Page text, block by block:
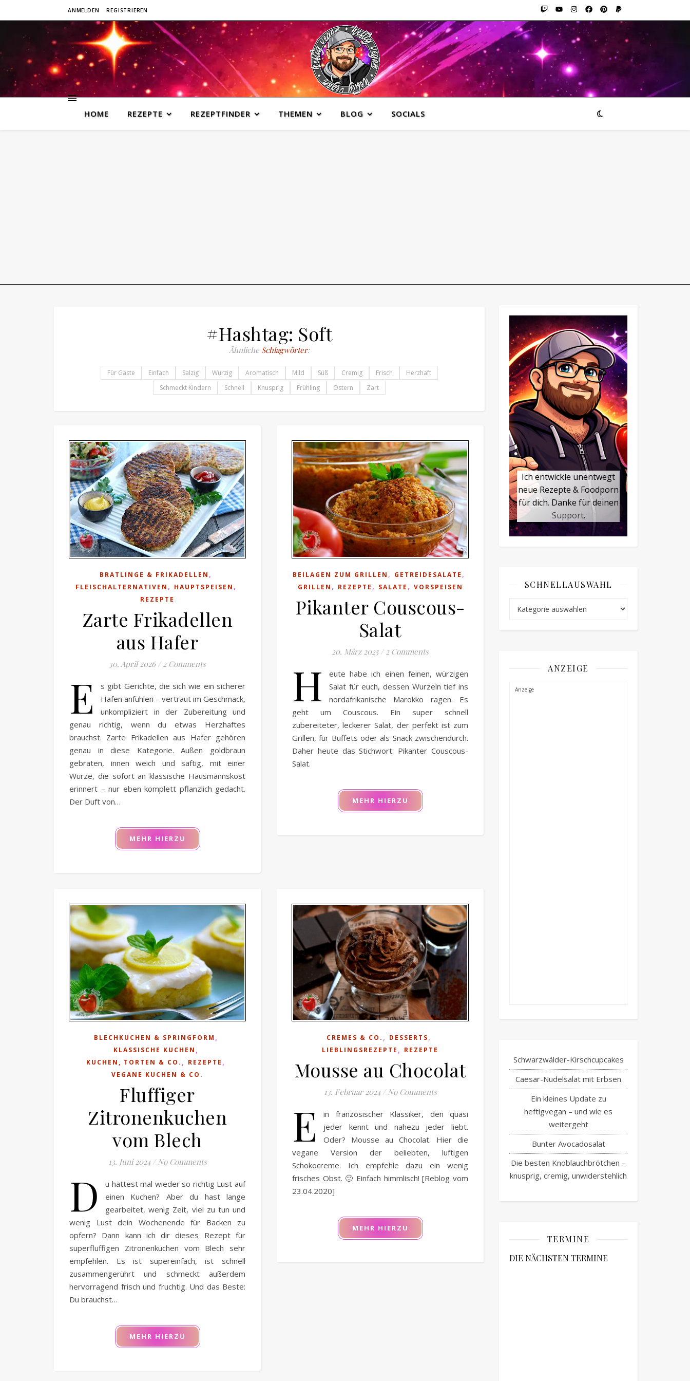
ANMELDEN REGISTRIEREN
HOME REZEPTE REZEPTFINDER THEMEN BLOG SOCIALS
#Hashtag: Soft
Ähnliche Schlagwörter:
Für Gäste Einfach Salzig Würzig Aromatisch Mild Süß Cremig Frisch
Herzhaft
Schmeckt Kindern
Schnell Knusprig Frühling Ostern Zart
BRATLINGE & FRIKADELLEN ,
FLEISCHALTERNATIVEN , HAUPTSPEISEN ,
REZEPTE
Zarte Frikadellen
aus Hafer
30. April 2026 / 2 Comments
E
s gibt Gerichte, die sich wie ein sicherer
Hafen anfühlen – vertraut im Geschmack,
unkompliziert in der Zubereitung und
genau richtig, wenn du etwas Herzhaftes
brauchst. Zarte Frikadellen aus Hafer gehören
genau in diese Kategorie. Außen goldbraun
gebraten, innen weich und saftig, mit einer
Würze, die sofort an klassische Hausmannskost
erinnert – nur eben komplett pflanzlich gedacht.
Der Duft von…
MEHR HIERZU
BEILAGEN ZUM GRILLEN , GETREIDESALATE ,
GRILLEN , REZEPTE , SALATE , VORSPEISEN
Pikanter Couscous-
Salat
20. März 2025 / 2 Comments
H
eute habe ich einen feinen, würzigen
Salat für euch, dessen Wurzeln tief ins
nordafrikanische Marokko ragen. Es
geht um Couscous. Ein super schnell
zubereiteter, leckerer Salat, der perfekt ist zum
Grillen, für Buffets oder als Snack zwischendurch.
Daher heute das Stichwort: Pikanter Couscous-
Salat.
MEHR HIERZU
BLECHKUCHEN & SPRINGFORM ,
KLASSISCHE KUCHEN ,
KUCHEN, TORTEN & CO. , REZEPTE ,
VEGANE KUCHEN & CO.
Fluffiger
Zitronenkuchen
vom Blech
13. Juni 2024 / No Comments
D
u hättest mal wieder so richtig Lust auf
einen Kuchen? Aber du hast lange
gearbeitet, wenig Zeit, viel zu tun und
wenig Lust dein Wochenende für Backen zu
opfern? Dann kann ich dir dieses Rezept für
superfluffigen Zitronenkuchen vom Blech sehr
empfehlen. Es ist supereinfach, ist schnell
zusammengerührt und schmeckt außerdem
hervorragend frisch und fruchtig. Und das Beste:
Du brauchst…
MEHR HIERZU
CREMES & CO. , DESSERTS,
LIEBLINGSREZEPTE , REZEPTE
Mousse au Chocolat
13. Februar 2024 / No Comments
E
in französischer Klassiker, den quasi
jeder kennt und nahezu jeder liebt.
Oder? Mousse au Chocolat. Hier die
vegane Version der beliebten, luftigen
Schokocreme. Ich empfehle dazu ein wenig
frisches Obst. 🙂 Einfach himmlisch! [Reblog vom
23.04.2020]
MEHR HIERZU
Ich entwickle unentwegt
neue Rezepte & Foodporn
für dich. Danke für deinen
Support.
SCHNELLAUSWAHL
ANZEIGE
Schwarzwälder-Kirschcupcakes
Caesar-Nudelsalat mit Erbsen
Ein kleines Update zu
heftigvegan – und wie es
weitergeht
Bunter Avocadosalat
Die besten Knoblauchbrötchen –
knusprig, cremig, unwiderstehlich
TERMINE
DIE NÄCHSTEN TERMINE